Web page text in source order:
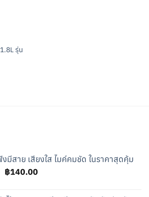
รุ่น
งมีสาย เสียงใส ไมค์คมชัด ในราคาสุดคุ้ม
Original
฿140.00Current